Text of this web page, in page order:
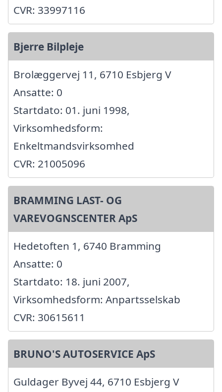
CVR: 33997116
Bjerre Bilpleje
Brolæggervej 11, 6710 Esbjerg V
Ansatte: 0
Startdato: 01. juni 1998,
Virksomhedsform:
Enkeltmandsvirksomhed
CVR: 21005096
BRAMMING LAST- OG
VAREVOGNSCENTER ApS
Hedetoften 1, 6740 Bramming
Ansatte: 0
Startdato: 18. juni 2007,
Virksomhedsform: Anpartsselskab
CVR: 30615611
BRUNO'S AUTOSERVICE ApS
Guldager Byvej 44, 6710 Esbjerg V